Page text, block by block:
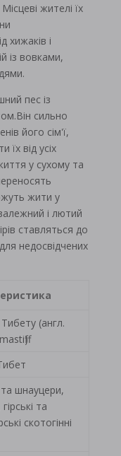
жителі їх
хижаків і
із вовками,
пес із
сильно
його сім'ї,
від усіх
у сухому та
жити у
і лютий
ставляться до
недосвідчених
(англ.
та шнауцери,
та
скотогінні